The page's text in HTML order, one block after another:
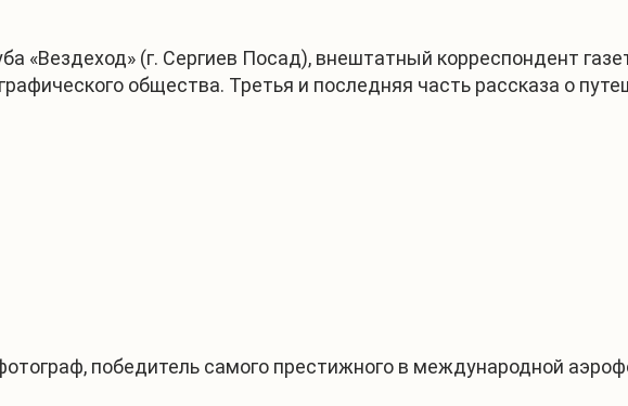
«Вездеход» (г. Сергиев Посад), внештатный корреспондент
общества. Третья и последняя часть рассказа о
победитель самого престижного в международной